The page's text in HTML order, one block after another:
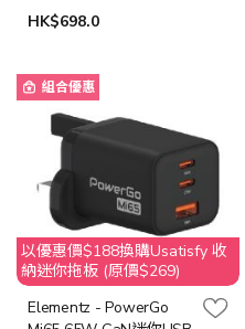
HK$698.0
組合優惠
以優惠價$188換購Usatisfy 收
納迷你拖板 (原價$269)
Elementz - PowerGo